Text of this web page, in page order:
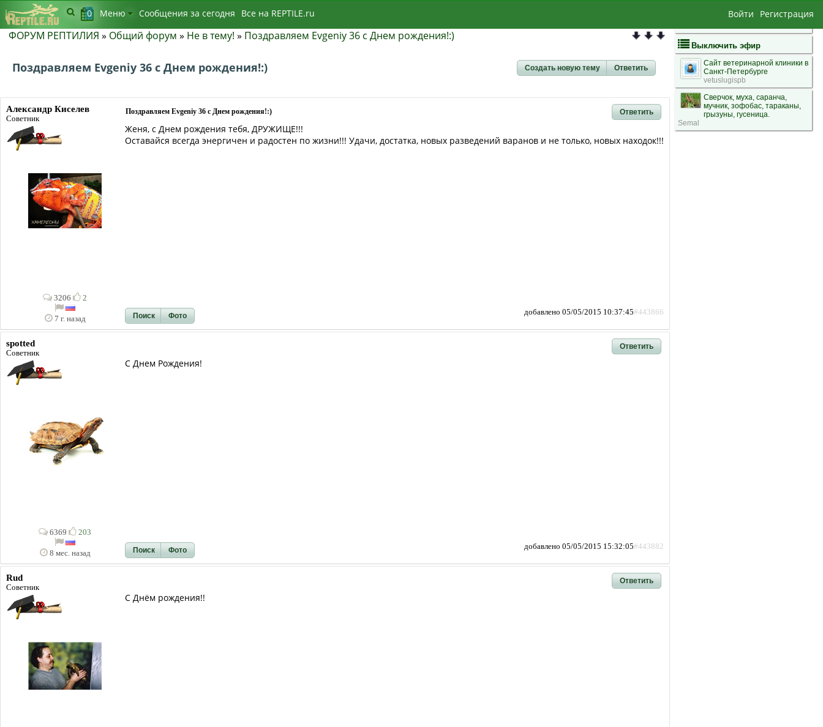
ФОРУМ РЕПТИЛИЯ » Общий форум » Не в тему! » Поздравляем Evgeniy 36 с Днем рождения!:)
Поздравляем Evgeniy 36 с Днем рождения!:) Создать новую тему Ответить
Александр Киселев
Советник
3206 2
7 г. назад
Поздравляем Evgeniy 36 с Днем рождения!:) Ответить
Женя, с Днем рождения тебя, ДРУЖИЩЕ!!!
Оставайся всегда энергичен и радостен по жизни!!! Удачи, достатка, новых разведений варанов и не только, новых находок!!!
Поиск Фото добавлено 05/05/2015 10:37:45#443866
spotted
Советник
6369 203
8 мес. назад
Ответить
С Днем Рождения!
Поиск Фото добавлено 05/05/2015 15:32:05#443882
Rud
Советник
Ответить
С Днём рождения!!
Выключить эфир
Сайт ветеринарной клиники в
Санкт-Петербурге
vetuslugispb
Сверчок, муха, саранча,
мучник, зофобас, тараканы,
грызуны, гусеница.
Semal
0 Меню Сообщения за сегодня Bсе на REPTILE.ru Войти Регистрация